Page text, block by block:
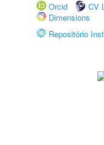
Orcid
CV
Dimensions
Repositório